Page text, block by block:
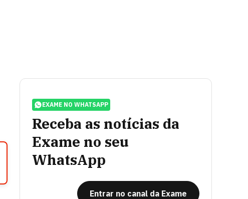
EXAME NO WHATSAPP
Receba as notícias da
Exame no seu
WhatsApp
Entrar no canal da Exame